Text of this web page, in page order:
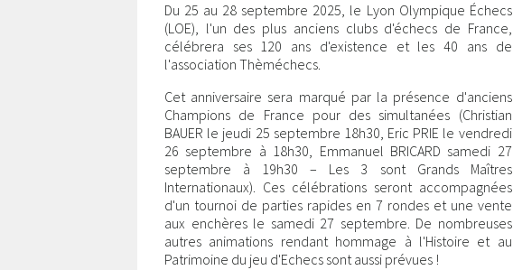
Du 25 au 28 septembre 2025, le Lyon Olympique Échecs
(LOE), l'un des plus anciens clubs d'échecs de France,
célébrera ses 120 ans d'existence et les 40 ans de
l'association Thèméchecs.
Cet anniversaire sera marqué par la présence d'anciens
Champions de France pour des simultanées (Christian
BAUER le jeudi 25 septembre 18h30, Eric PRIE le vendredi
26 septembre à 18h30, Emmanuel BRICARD samedi 27
septembre à 19h30 – Les 3 sont Grands Maîtres
Internationaux). Ces célébrations seront accompagnées
d'un tournoi de parties rapides en 7 rondes et une vente
aux enchères le samedi 27 septembre. De nombreuses
autres animations rendant hommage à l'Histoire et au
Patrimoine du jeu d'Echecs sont aussi prévues !